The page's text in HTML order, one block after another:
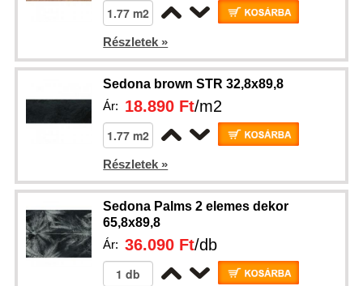
Részletek »
Sedona brown STR 32,8x89,8
Ár: 18.890 Ft/m2
Részletek »
Sedona Palms 2 elemes dekor
65,8x89,8
Ár:36.090 Ft/db